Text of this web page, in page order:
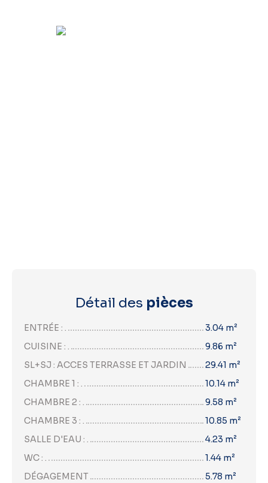
Détail des pièces
ENTRÉE : .
3.04 m²
CUISINE : .
9.86 m²
SL+SJ : ACCES TERRASSE ET JARDIN
29.41 m²
CHAMBRE 1 : .
10.14 m²
CHAMBRE 2 : .
9.58 m²
CHAMBRE 3 : .
10.85 m²
SALLE D'EAU : .
4.23 m²
WC : .
1.44 m²
DÉGAGEMENT
5.78 m²